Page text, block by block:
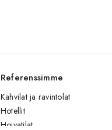
Referenssimme
Kahvilat ja ravintolat
Hotellit
Hoivatilat